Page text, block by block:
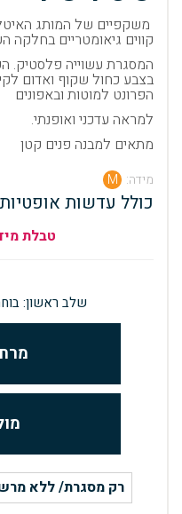
קווים גיאומטריים בחלקה
המסגרת עשוייה פלסטיק.
בצבע כחול שקוף ואדום
הפרונט למוטות ובאפונים
למראה עדכני ואופנתי.
מתאים למבנה פנים קטן
מידה: M
כולל עדשות אופטיות 950.00 ₪
טבלת
שלב ראשון:
רק מסגרת/ ללא